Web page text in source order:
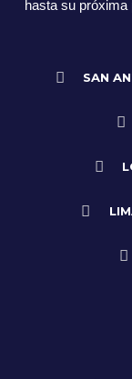
hasta su
SAN